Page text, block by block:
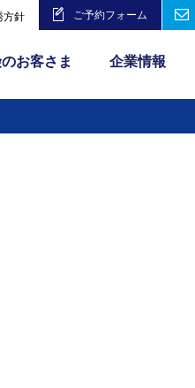
方針 ご予約フォーム
お客さま 企業情報